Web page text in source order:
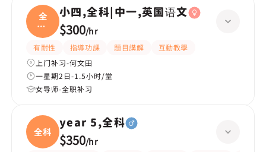
全
科|
中一
小四,全科|中一,英国语文
$300/hr
有耐性 指導功課 題目講解
互動教學
上门补习-何文田
一星期2日-1.5小时/堂
女导师-全职补习
全科
year 5,全科
$350/hr